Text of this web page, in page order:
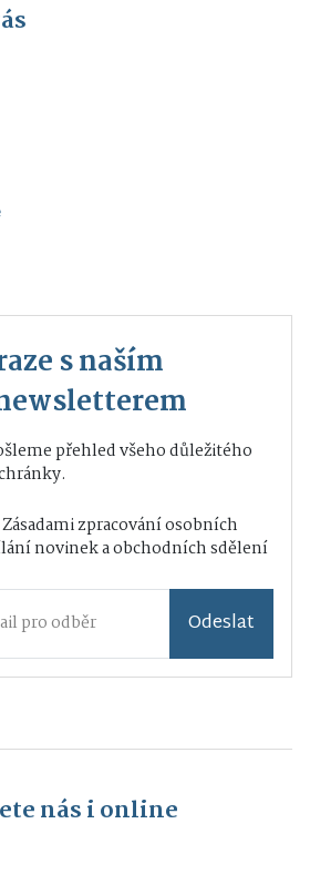
s naším
přehled všeho důležitého
Zásadami zpracování osobních
novinek a obchodních sdělení
Odeslat
nás i online